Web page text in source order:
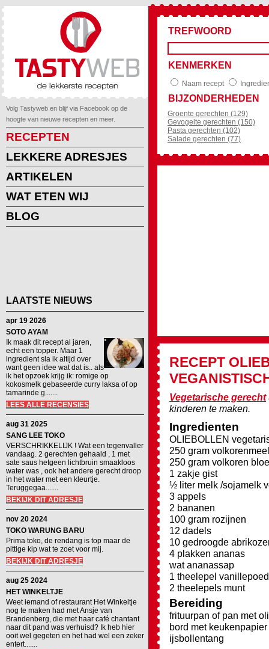
Volg Tastyweb en blijf via Facebook op de
hoogte van nieuwe recepten en meer.
RECEPTEN
LEKKERE ADRESJES
ARTIKELEN
WAT ETEN WIJ
BLOG
LAATSTE NIEUWS
apr 19 2026
SOTO AYAM
Ik maak dit recept al jaren,
echt een topper. Maar 1
ingredient sla ik altijd over
want geen idee wat dat is.. als
ik het opzoek krijg ik: romige op
kokosmelk gebaseerde curry laksa of op
tamarinde g.......
LEES ALLE RECENSIES
aug 31 2025
SANG LEE TOKO
VERSCHRIKKELIJK ! Wat een tegenvaller
vandaag. 2 gerechten gehaald , 1 met
sate saus hetgeen lichtbruin smaakloos
water was , ook het andere gerecht droop
in het water met een kleurtje.
Teruggegaa.......
BEKIJK DIT ADRESJE
nov 20 2024
TOKO WARUNG BARU
Prima toko, de rendang is top maar de
pittige kip wat te zoet voor mij.
BEKIJK DIT ADRESJE
aug 25 2024
HET WINKELTJE
Weet iemand of restaurant Het Winkeltje
nog te maken had met Ansje van
Brandenberg, die met haar café chantant
naar dit pand was verhuisd? Ik heb hier
ooit wel gegeten en het had wel een zeker
entert.......
TREFWOORD
KENMERKEN
Naam recept
BIJZONDERHEDEN
Groente gerechten (129)
Gevogelte gerechten (150)
Pasta gerechten (102)
Salade gerechten (77)
RECEPT
Vegetarische gerecht
kinderen te maken.
Ingredienten
OLIEBOLLEN
250 gram volkorenmeel
250 gram volkoren
1 zakje gist
½ liter melk /sojamelk
3 appels
2 bananen
100 gram rozijnen
12 dadels
10 gedroogde
4 plakken ananas
wat ananassap
1 theelepel
2 theelepels munt
Bereiding
frituurpan of pan met
bord met keukenpapier
ijsbollentang